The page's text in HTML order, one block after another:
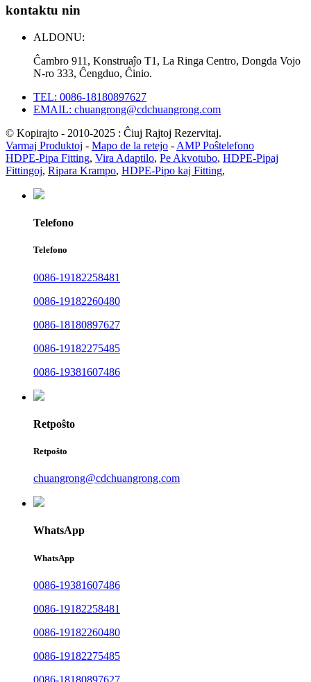
kontaktu nin
ALDONU:
Ĉambro 911, Konstruaĵo T1, La Ringa Centro, Dongda Vojo
N-ro 333, Ĉengduo, Ĉinio.
TEL: 0086-18180897627
EMAIL: chuangrong@cdchuangrong.com
© Kopirajto - 2010-2025 : Ĉiuj Rajtoj Rezervitaj.
Varmaj Produktoj - Mapo de la retejo - AMP Poŝtelefono
HDPE-Pipa Fitting, Vira Adaptilo, Pe Akvotubo, HDPE-Pipaj
Fittingoj, Ripara Krampo, HDPE-Pipo kaj Fitting,
Telefono
Telefono
0086-19182258481
0086-19182260480
0086-18180897627
0086-19182275485
0086-19381607486
Retpoŝto
Retpoŝto
chuangrong@cdchuangrong.com
WhatsApp
WhatsApp
0086-19381607486
0086-19182258481
0086-19182260480
0086-19182275485
0086-18180897627